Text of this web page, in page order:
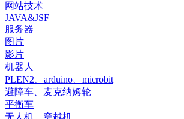
网站技术
JAVA&JSF
服务器
图片
影片
机器人
PLEN2、arduino、microbit
避障车、麦克纳姆轮
平衡车